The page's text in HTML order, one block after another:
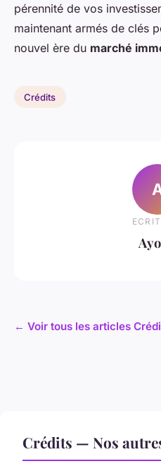
pérennité de vos
maintenant armés de clés
nouvel ère du marché
Crédits
← Voir tous les articles
Crédits — Nos